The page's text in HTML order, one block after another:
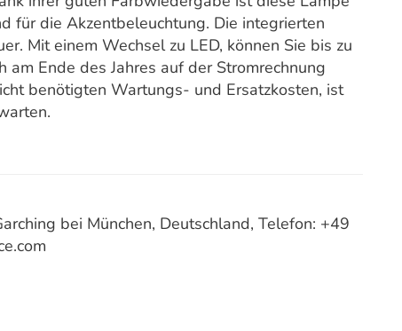
für die Akzentbeleuchtung. Die integrierten
Mit einem Wechsel zu LED, können Sie bis zu
Ende des Jahres auf der Stromrechnung
benötigten Wartungs- und Ersatzkosten, ist
bei München, Deutschland, Telefon: +49